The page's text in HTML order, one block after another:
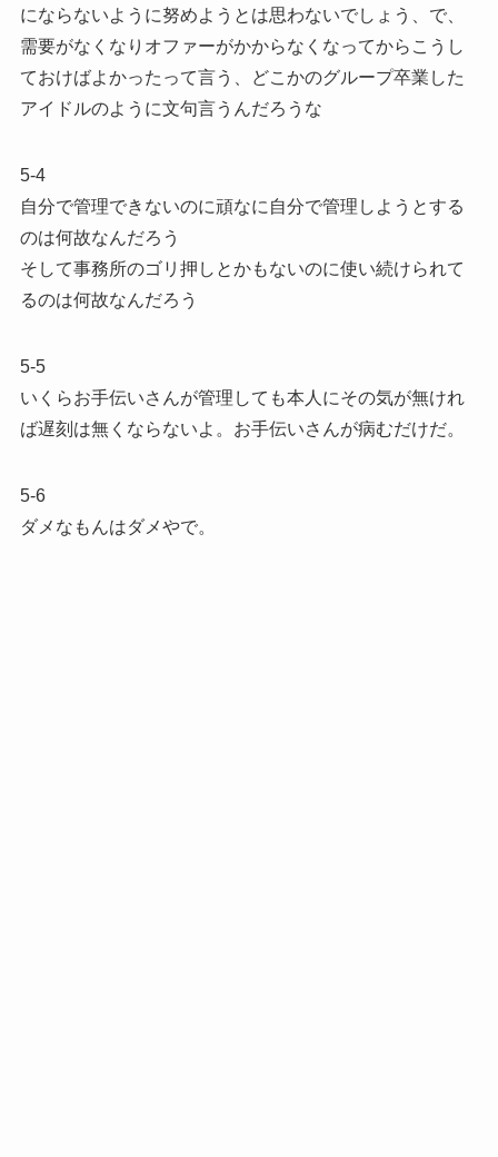
にならないように努めようとは思わないでしょう、で、
需要がなくなりオファーがかからなくなってからこうし
ておけばよかったって言う、どこかのグループ卒業した
アイドルのように文句言うんだろうな
5-4
自分で管理できないのに頑なに自分で管理しようとする
のは何故なんだろう
そして事務所のゴリ押しとかもないのに使い続けられて
るのは何故なんだろう
5-5
いくらお手伝いさんが管理しても本人にその気が無けれ
ば遅刻は無くならないよ。お手伝いさんが病むだけだ。
5-6
ダメなもんはダメやで。